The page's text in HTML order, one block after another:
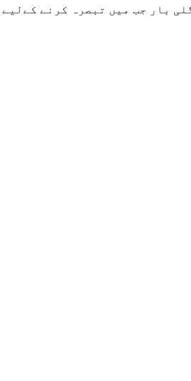
بار جب میں تبصرہ کرنے کےلیے۔